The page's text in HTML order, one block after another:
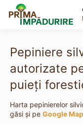
content
Pepiniere
autorizate
puieți
Harta pepinierelor
găsi și pe Google